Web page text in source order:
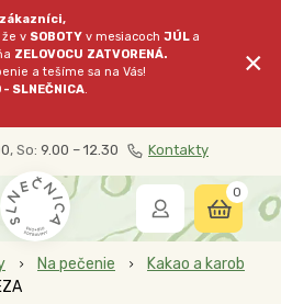
v SOBOTY v mesiacochJÚL a
ZELOVOCU ZATVORENÁ.
a tešíme sa na Vás!
- SLNEČNICA.
×
, So: 9.00 – 12.30 Kontakty
0
Na pečenie
Kakao a karob